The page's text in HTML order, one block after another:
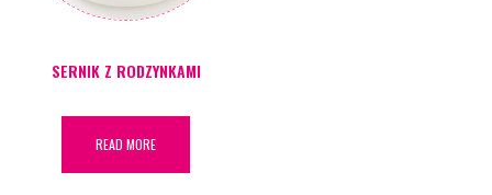
SERNIK Z RODZYNKAMI
READ MORE